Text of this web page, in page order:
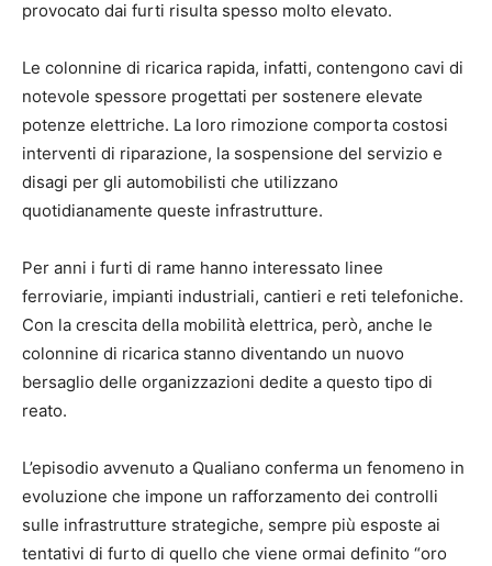
provocato dai furti risulta spesso molto elevato.
Le colonnine di ricarica rapida, infatti, contengono cavi di
notevole spessore progettati per sostenere elevate
potenze elettriche. La loro rimozione comporta costosi
interventi di riparazione, la sospensione del servizio e
disagi per gli automobilisti che utilizzano
quotidianamente queste infrastrutture.
Per anni i furti di rame hanno interessato linee
ferroviarie, impianti industriali, cantieri e reti telefoniche.
Con la crescita della mobilità elettrica, però, anche le
colonnine di ricarica stanno diventando un nuovo
bersaglio delle organizzazioni dedite a questo tipo di
reato.
L’episodio avvenuto a Qualiano conferma un fenomeno in
evoluzione che impone un rafforzamento dei controlli
sulle infrastrutture strategiche, sempre più esposte ai
tentativi di furto di quello che viene ormai definito “oro